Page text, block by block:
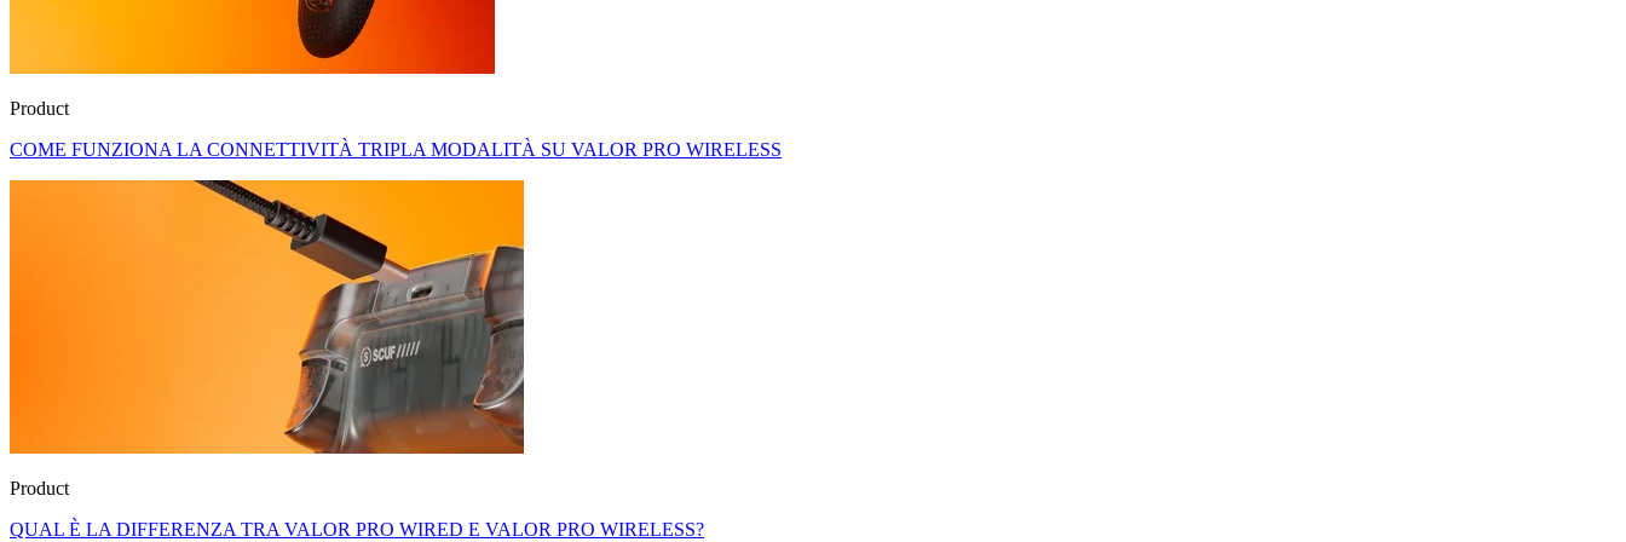
Product
COME FUNZIONA LA CONNETTIVITÀ TRIPLA MODALITÀ SU VALOR PRO WIRELESS
Product
QUAL È LA DIFFERENZA TRA VALOR PRO WIRED E VALOR PRO WIRELESS?